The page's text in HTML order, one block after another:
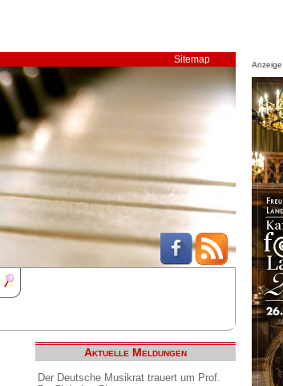
Sitemap
Aktuelle Meldungen
Der Deutsche Musikrat trauert um Prof.
Anzeige